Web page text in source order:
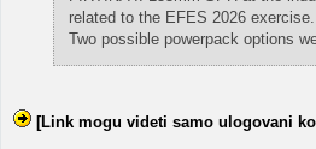
related to the EFES 2026 exercise.
Two possible powerpack options
[Link mogu videti samo ulogovani